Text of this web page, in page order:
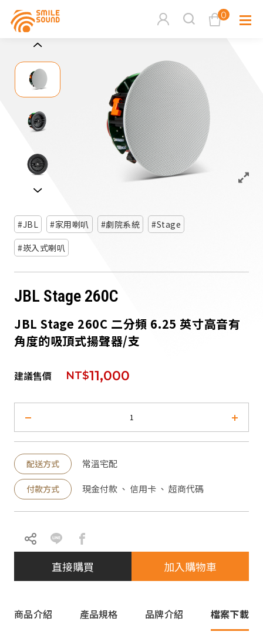
0
查看購物車
商品分類查詢
請選擇商品分類
派對喇
JBL 家用喇叭 劇院系統
Stage
崁入式喇叭
JBL Stage 260C
JBL Stage 260C 二分頻 6.25 英寸高音有
角度的吸頂式揚聲器/支
建議售價 NT$11,000
配送方式 常溫宅配
付款方式 現金付款 、 信用卡 、 超商代碼
直接購買 加入購物車
商品介紹 產品規格 品牌介紹 檔案下載